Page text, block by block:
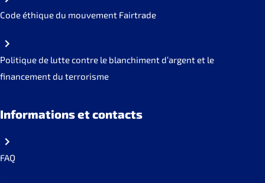
Code éthique du mouvement Fairtrade
Politique de lutte contre le blanchiment d’argent et le
financement du terrorisme
Informations et contacts
FAQ